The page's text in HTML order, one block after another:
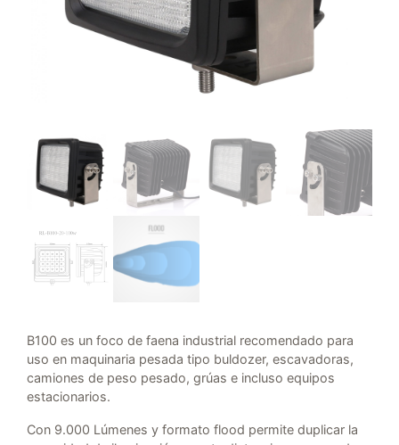
B100 es un foco de faena industrial recomendado para
uso en maquinaria pesada tipo buldozer, escavadoras,
camiones de peso pesado, grúas e incluso equipos
estacionarios.
Con 9.000 Lúmenes y formato flood permite duplicar la